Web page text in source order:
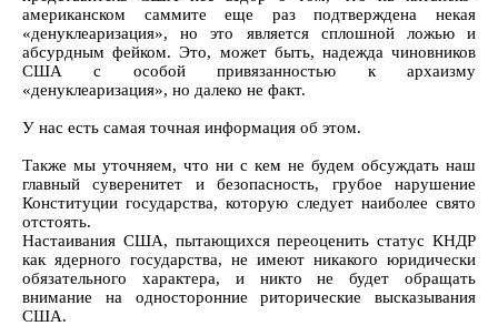
американском саммите еще раз подтверждена некая
«денуклеаризация», но это является сплошной ложью и
абсурдным фейком. Это, может быть, надежда чиновников
США с особой привязанностью к архаизму
«денуклеаризация», но далеко не факт.
У нас есть самая точная информация об этом.
Также мы уточняем, что ни с кем не будем обсуждать наш
главный суверенитет и безопасность, грубое нарушение
Конституции государства, которую следует наиболее свято
отстоять.
Настаивания США, пытающихся переоценить статус КНДР
как ядерного государства, не имеют никакого юридически
обязательного характера, и никто не будет обращать
внимание на односторонние риторические высказывания
США.